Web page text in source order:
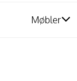
Møbler